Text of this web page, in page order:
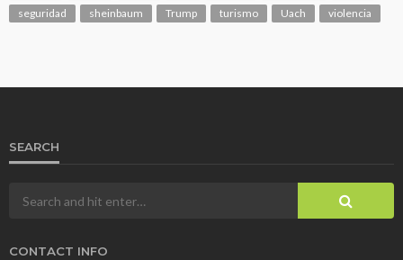
seguridad
sheinbaum Trump turismo Uach violencia
SEARCH
CONTACT INFO